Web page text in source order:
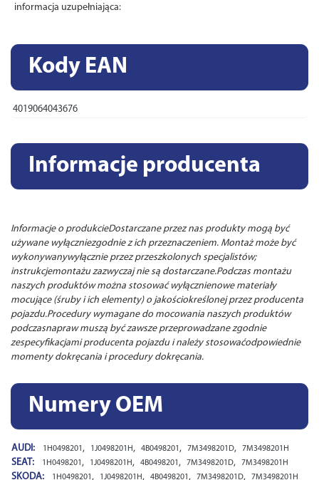
informacja uzupełniająca:
Kody EAN
4019064043676
Informacje producenta
Informacje o produkcieDostarczane przez nas produkty mogą być
używane wyłączniezgodnie z ich przeznaczeniem. Montaż może być
wykonywanywyłącznie przez przeszkolonych specjalistów;
instrukcjemontażu zazwyczaj nie są dostarczane.Podczas montażu
naszych produktów można stosować wyłącznienowe materiały
mocujące (śruby i ich elementy) o jakościokreślonej przez producenta
pojazdu.Procedury wymagane do mocowania naszych produktów
podczasnapraw muszą być zawsze przeprowadzane zgodnie
zespecyfikacjami producenta pojazdu i należy stosowaćodpowiednie
momenty dokręcania i procedury dokręcania.
Numery OEM
AUDI: 1H0498201 , 1J0498201H, 4B0498201 , 7M3498201D, 7M3498201H
SEAT: 1H0498201 , 1J0498201H, 4B0498201 , 7M3498201D, 7M3498201H
SKODA: 1H0498201 , 1J0498201H, 4B0498201 , 7M3498201D, 7M3498201H